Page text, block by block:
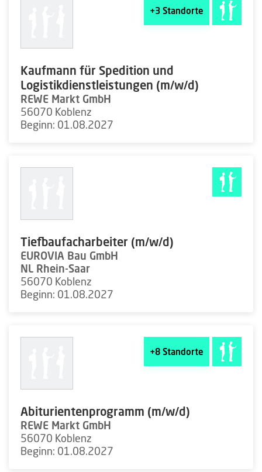
+3 Standorte
Kaufmann für Spedition und
Logistikdienstleistungen (m/w/d)
REWE Markt GmbH
56070 Koblenz
Beginn: 01.08.2027
Tiefbaufacharbeiter (m/w/d)
EUROVIA Bau GmbH
NL Rhein-Saar
56070 Koblenz
Beginn: 01.08.2027
+8 Standorte
Abiturientenprogramm (m/w/d)
REWE Markt GmbH
56070 Koblenz
Beginn: 01.08.2027